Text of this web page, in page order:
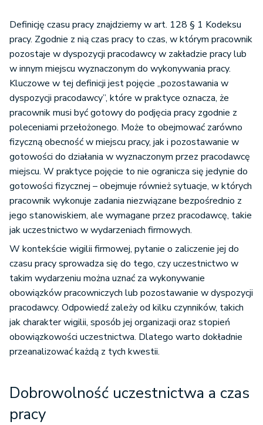
Definicję czasu pracy znajdziemy w art. 128 § 1 Kodeksu
pracy. Zgodnie z nią czas pracy to czas, w którym pracownik
pozostaje w dyspozycji pracodawcy w zakładzie pracy lub
w innym miejscu wyznaczonym do wykonywania pracy.
Kluczowe w tej definicji jest pojęcie „pozostawania w
dyspozycji pracodawcy”, które w praktyce oznacza, że
pracownik musi być gotowy do podjęcia pracy zgodnie z
poleceniami przełożonego. Może to obejmować zarówno
fizyczną obecność w miejscu pracy, jak i pozostawanie w
gotowości do działania w wyznaczonym przez pracodawcę
miejscu. W praktyce pojęcie to nie ogranicza się jedynie do
gotowości fizycznej – obejmuje również sytuacje, w których
pracownik wykonuje zadania niezwiązane bezpośrednio z
jego stanowiskiem, ale wymagane przez pracodawcę, takie
jak uczestnictwo w wydarzeniach firmowych.
W kontekście wigilii firmowej, pytanie o zaliczenie jej do
czasu pracy sprowadza się do tego, czy uczestnictwo w
takim wydarzeniu można uznać za wykonywanie
obowiązków pracowniczych lub pozostawanie w dyspozycji
pracodawcy. Odpowiedź zależy od kilku czynników, takich
jak charakter wigilii, sposób jej organizacji oraz stopień
obowiązkowości uczestnictwa. Dlatego warto dokładnie
przeanalizować każdą z tych kwestii.
Dobrowolność uczestnictwa a czas
pracy